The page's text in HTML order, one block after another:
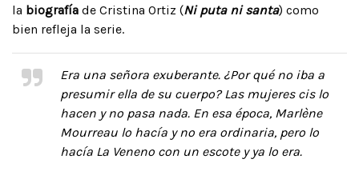
la biografía de Cristina Ortiz (Ni puta ni santa) como
bien refleja la serie.
Era una señora exuberante. ¿Por qué no iba a
presumir ella de su cuerpo? Las mujeres cis lo
hacen y no pasa nada. En esa época, Marlène
Mourreau lo hacía y no era ordinaria, pero lo
hacía La Veneno con un escote y ya lo era.